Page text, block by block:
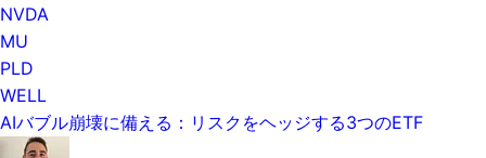
NVDA
MU
PLD
WELL
AIバブル崩壊に備える：リスクをヘッジする3つのETF